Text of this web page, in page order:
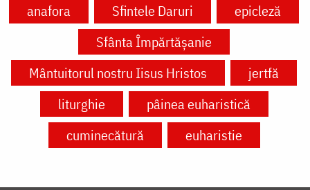
anafora Sfintele Daruri
epicleză
Sfânta Împărtășanie
Mântuitorul nostru Iisus Hristos
jertfă
liturghie
pâinea euharistică
cuminecătură
euharistie